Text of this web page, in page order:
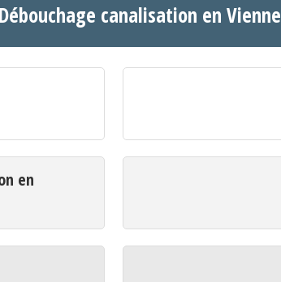
canalisation en Vienne
en